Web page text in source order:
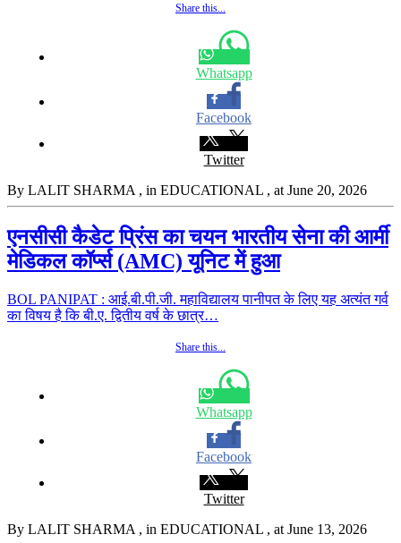
Share this...
Whatsapp
Facebook
Twitter
By LALIT SHARMA , in EDUCATIONAL , at June 20, 2026
एनसीसी कैडेट प्रिंस का चयन भारतीय सेना की आर्मी
मेडिकल कॉर्प्स (AMC) यूनिट में हुआ
BOL PANIPAT : आई.बी.पी.जी. महाविद्यालय पानीपत के लिए यह अत्यंत गर्व
का विषय है कि बी.ए. द्वितीय वर्ष के छात्र…
Share this...
Whatsapp
Facebook
Twitter
By LALIT SHARMA , in EDUCATIONAL , at June 13, 2026